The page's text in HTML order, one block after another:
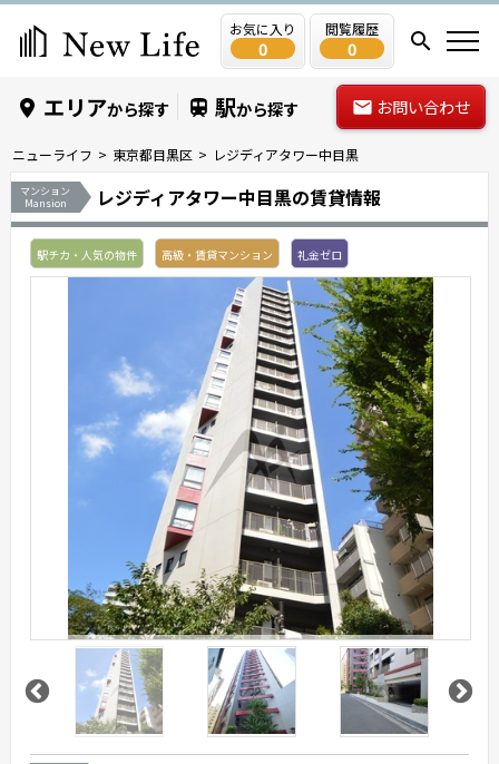
お気に入り
0
閲覧履歴
0
エリアから探す 駅から探す お問い合わせ
ニューライフ 東京都目黒区 レジディアタワー中目黒
マンション
Mansion
レジディアタワー中目黒の賃貸情報
駅チカ・人気の物件 高級・賃貸マンション 礼金ゼロ